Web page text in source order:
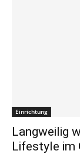
Einrichtung
Langweilig
Lifestyle im